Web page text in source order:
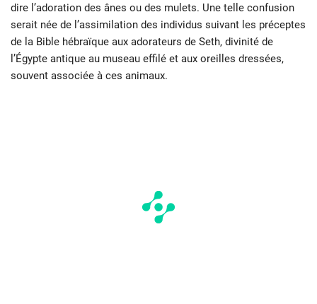
dire l’adoration des ânes ou des mulets. Une telle confusion
serait née de l’assimilation des individus suivant les préceptes
de la Bible hébraïque aux adorateurs de Seth, divinité de
l’Égypte antique au museau effilé et aux oreilles dressées,
souvent associée à ces animaux.